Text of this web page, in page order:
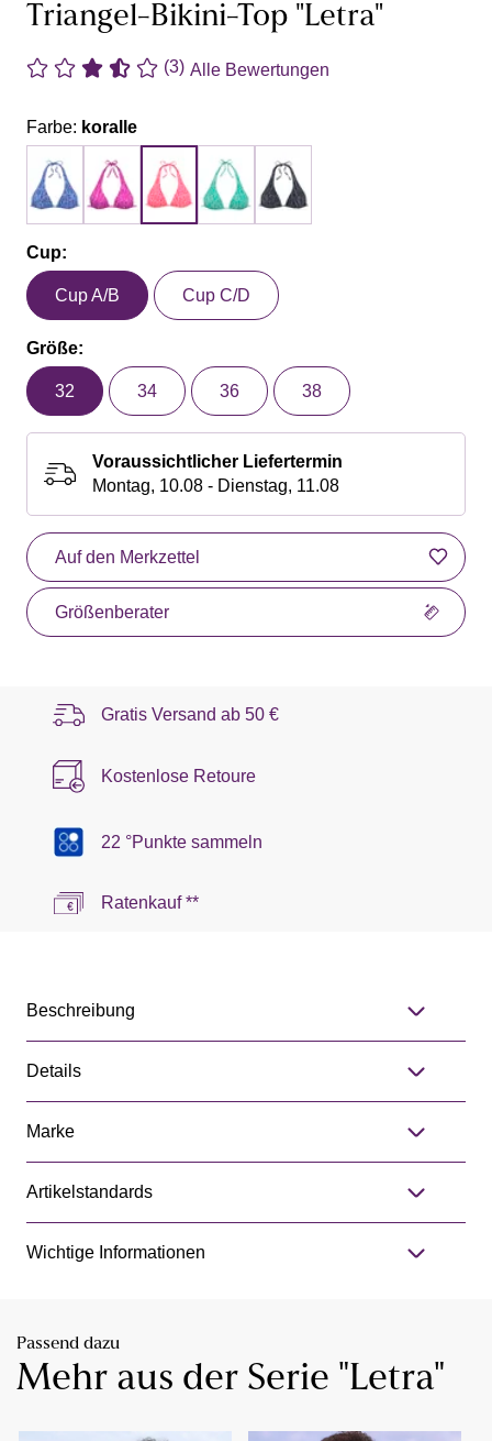
Triangel-Bikini-Top "Letra"
(3) Alle Bewertungen
Farbe: koralle
Cup:
Cup A/B Cup C/D
Größe:
32 34 36 38
Voraussichtlicher Liefertermin
Montag, 10.08 - Dienstag, 11.08
Auf den Merkzettel
Größenberater
Gratis Versand ab 50 €
Kostenlose Retoure
22 °Punkte sammeln
Ratenkauf **
Beschreibung
Details
Marke
Artikelstandards
Wichtige Informationen
Passend dazu
Mehr aus der Serie "Letra"